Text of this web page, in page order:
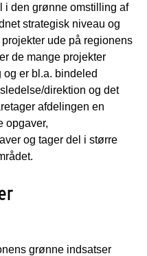
i den grønne omstilling af
strategisk niveau og
ude på regionens
de mange projekter
er bl.a. bindeled
direktion og det
afdelingen en
opgaver,
og tager del i større
grønne indsatser